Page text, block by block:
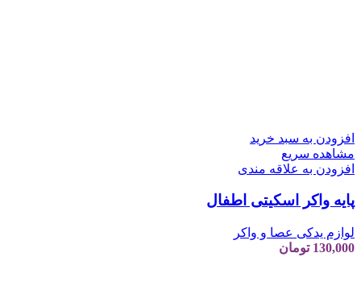
افزودن به سبد خرید
مشاهده سریع
افزودن به علاقه مندی
پایه واکر اسکیتی اطفال
لوازم یدکی عصا و واکر
130,000 تومان